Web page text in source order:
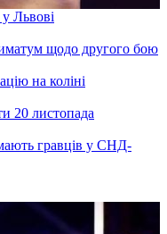
Львові
щодо другого бою
на коліні
20 листопада
гравців у СНД-